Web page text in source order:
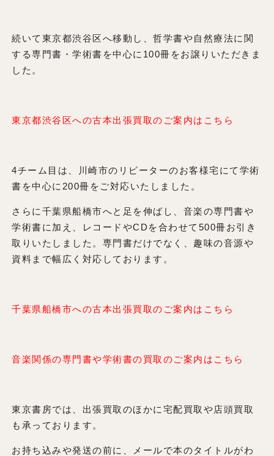
続いて東京都渋谷区へ移動し、哲学書や自然療法に関
する専門書・学術書を中心に100冊をお譲りいただきま
した。
東京都渋谷区への古本出張買取のご案内はこちら
4チーム目は、川崎市のリピーターのお客様宅にて学術
書を中心に200冊をご対応いたしました。
さらに千葉県船橋市へと足を伸ばし、音楽の専門書や
学術書に加え、レコードやCDを合わせて500冊お引き
取りいたしました。専門書だけでなく、趣味の音源や
資料まで幅広く対応しております。
千葉県船橋市への古本出張買取のご案内はこちら
音楽関係の専門書や学術書の買取のご案内はこちら
東京書房では、出張買取のほかに宅配買取や店頭買取
も承っております。
お持ち込みや発送の前に、メールで本のタイトルがわ